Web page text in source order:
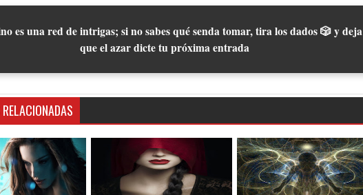
es una red de intrigas; si no sabes qué senda tomar, tira los dados 🎲 y deja
que el azar dicte tu próxima entrada